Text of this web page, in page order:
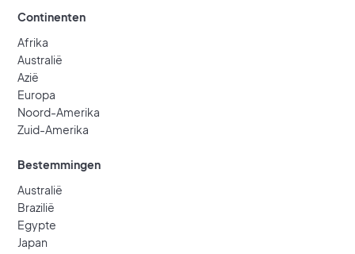
Continenten
Afrika
Australië
Azië
Europa
Noord-Amerika
Zuid-Amerika
Bestemmingen
Australië
Brazilië
Egypte
Japan